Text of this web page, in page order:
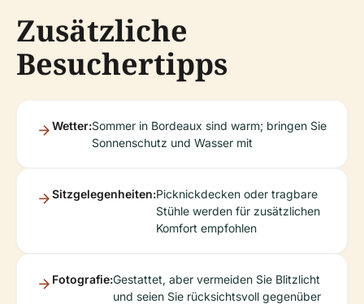
Zusätzliche
Besuchertipps
Wetter:Sommer in Bordeaux sind warm; bringen Sie
Sonnenschutz und Wasser mit
Sitzgelegenheiten:Picknickdecken oder tragbare
Stühle werden für zusätzlichen
Komfort empfohlen
Fotografie:Gestattet, aber vermeiden Sie Blitzlicht
und seien Sie rücksichtsvoll gegenüber